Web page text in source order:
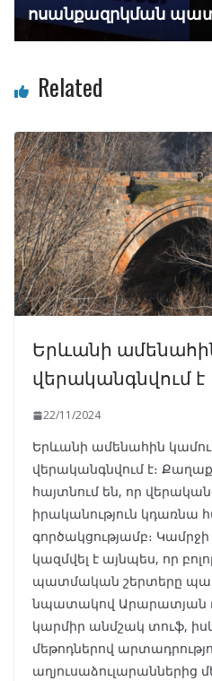
ոսանքազրկման
Related
Երևանի
վերականգնվում է
22/11/2024
Երևանի ամենահին
վերականգնվում է։
հայտնում են, որ
իրականություն կդառնա
գործակցությամբ։
կազմվել է այնպես, որ
պատմական շերտերը
նպատակով Արարատյան
կարմիր անմշակ տուֆ,
մեթոդներով
աղյուսաձուլարաններից